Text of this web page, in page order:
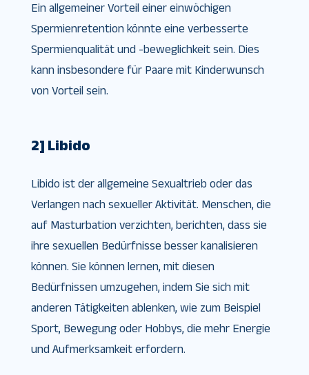
Ein allgemeiner Vorteil einer einwöchigen
Spermienretention könnte eine verbesserte
Spermienqualität und -beweglichkeit sein. Dies
kann insbesondere für Paare mit Kinderwunsch
von Vorteil sein.
2] Libido
Libido ist der allgemeine Sexualtrieb oder das
Verlangen nach sexueller Aktivität. Menschen, die
auf Masturbation verzichten, berichten, dass sie
ihre sexuellen Bedürfnisse besser kanalisieren
können. Sie können lernen, mit diesen
Bedürfnissen umzugehen, indem Sie sich mit
anderen Tätigkeiten ablenken, wie zum Beispiel
Sport, Bewegung oder Hobbys, die mehr Energie
und Aufmerksamkeit erfordern.